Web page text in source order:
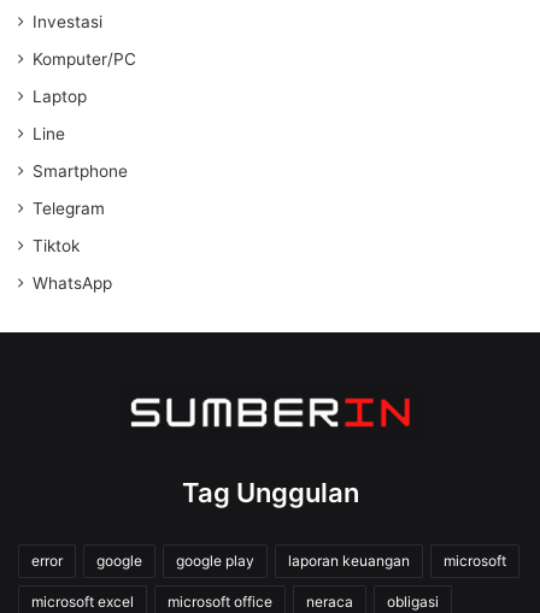
Investasi
Komputer/PC
Laptop
Line
Smartphone
Telegram
Tiktok
WhatsApp
Tag Unggulan
error google google play laporan keuangan microsoft
microsoft excel microsoft office neraca obligasi